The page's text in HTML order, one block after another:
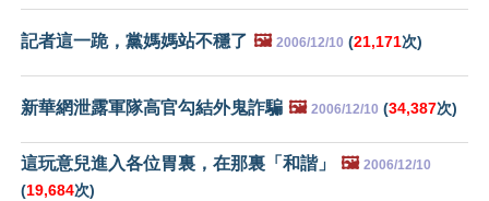
記者這一跪，黨媽媽站不穩了 🖼️ 2006/12/10 (21,171次)
新華網泄露軍隊高官勾結外鬼詐騙 🖼️ 2006/12/10 (34,387次)
這玩意兒進入各位胃裏，在那裏「和諧」 🖼️ 2006/12/10
(19,684次)